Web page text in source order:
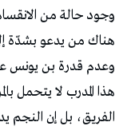
وجود حالة من
هناك من يدعو بشدّة
وعدم قدرة بن يونس
هذا المدرب لا يتحمل
الفريق، بل إن النجم